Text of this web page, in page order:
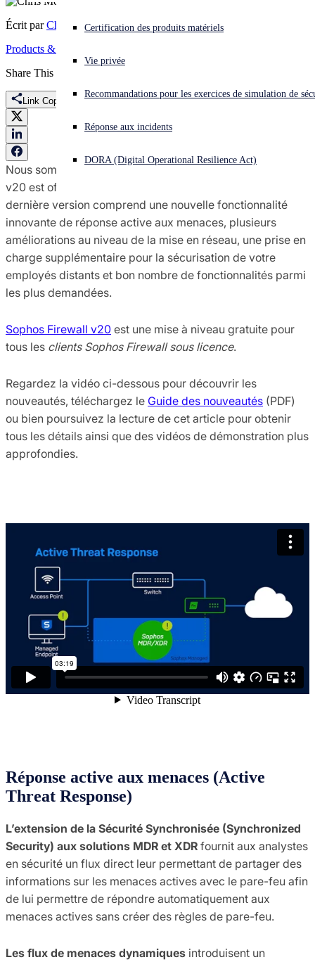
Vous subissez une cyberattaque ? Obtenez une aide immédiate.
Français Open language switcher
Certification des produits matériels
Vie privée
Recommandations pour les exercices de simulation de
Réponse aux incidents
DORA (Digital Operational Resilience Act)
Écrit par Chris McCormack
Products & Services
Share This
Link Copied
Nous sommes heureux d’annoncer queSophos Firewall
v20 est officiellement lancé et désormais disponible. Cette
dernière version comprend une nouvelle fonctionnalité
innovante de réponse active aux menaces, plusieurs
améliorations au niveau de la mise en réseau, une prise en
charge supplémentaire pour la sécurisation de votre
employés distants et bon nombre de fonctionnalités parmi
les plus demandées.
Sophos Firewall v20 est une mise à niveau gratuite pour
tous les clients Sophos Firewall sous licence.
Regardez la vidéo ci-dessous pour découvrir les
nouveautés, téléchargez le Guide des nouveautés (PDF)
ou bien poursuivez la lecture de cet article pour obtenir
tous les détails ainsi que des vidéos de démonstration plus
approfondies.
Réponse active aux menaces (Active
Threat Response)
L’extension de la Sécurité Synchronisée (Synchronized
Security) aux solutions MDR et XDR fournit aux analystes
en sécurité un flux direct leur permettant de partager des
informations sur les menaces actives avec le pare-feu afin
de lui permettre de répondre automatiquement aux
menaces actives sans créer des règles de pare-feu.
Les flux de menaces dynamiques introduisent un